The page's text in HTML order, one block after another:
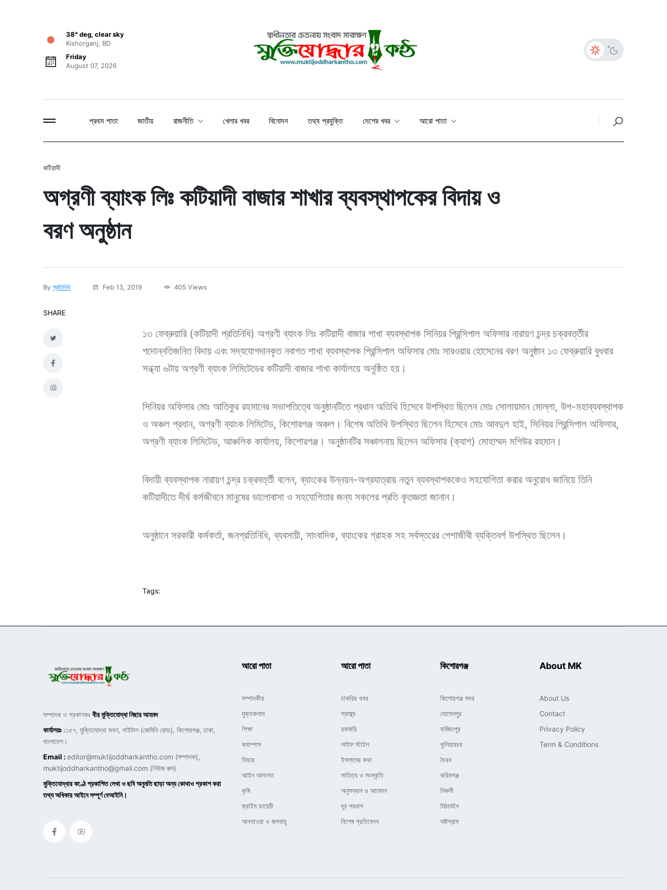
38° deg, clear sky
Kishorganj, BD
Friday
August 07, 2026
প্রথম পাতা জাতীয় রাজনীতি খেলার খবর বিনোদন তথ্য প্রযুক্তি দেশের খবর আরো পাতা
কটিয়াদী
অগ্রণী ব্যাংক লিঃ কটিয়াদী বাজার শাখার ব্যবস্থাপকের বিদায় ও
বরণ অনুষ্ঠান
By প্রতিনিধি Feb 13, 2019 405 Views
SHARE
১৩ ফেব্রুয়ারি (কটিয়াদী প্রতিনিধি) অগ্রণী ব্যাংক লিঃ কটিয়াদী বাজার শাখা ব্যবস্থাপক সিনিয়র প্রিন্সিপাল অফিসার নারায়ণ চন্দ্র চক্রবর্ত্তীর
পদোন্নতিজনিত বিদায় এবং সদ্যযোগদানকৃত নবাগত শাখা ব্যবস্থাপক প্রিন্সিপাল অফিসার মোঃ সারওয়ার হোসেনের বরণ অনুষ্ঠান ১৩ ফেব্রুয়ারি বুধবার
সন্ধ্যা ৬টায় অগ্রণী ব্যাংক লিমিটেডের কটিয়াদী বাজার শাখা কার্যালয়ে অনুষ্ঠিত হয়।
সিনিয়র অফিসার মোঃ আতিকুর রহমানের সভাপতিত্বে অনুষ্ঠানটিতে প্রধান অতিথি হিসেবে উপস্থিত ছিলেন মোঃ সোলায়মান মোল্লা, উপ-মহাব্যবস্থাপক
ও অঞ্চল প্রধান, অগ্রণী ব্যাংক লিমিটেড, কিশোরগঞ্জ অঞ্চল। বিশেষ অতিথি উপস্থিত ছিলেন হিসেবে মোঃ আবদুল হাই, সিনিয়র প্রিন্সিপাল অফিসার,
অগ্রণী ব্যাংক লিমিটেড, আঞ্চলিক কার্যালয়, কিশোরগঞ্জ। অনুষ্ঠানটির সঞ্চালনায় ছিলেন অফিসার (ক্যাশ) মোহাম্মদ মশিউর রহমান।
বিদায়ী ব্যবস্থাপক নারায়ণ চন্দ্র চক্রবর্ত্তী বলেন, ব্যাংকের উন্নয়ন-অগ্রযাত্রায় নতুন ব্যবস্থাপককেও সহযোগিতা করার অনুরোধ জানিয়ে তিনি
কটিয়াদীতে দীর্ঘ কর্মজীবনে মানুষের ভালোবাসা ও সহযোগিতার জন্য সকলের প্রতি কৃতজ্ঞতা জানান।
অনুষ্ঠানে সরকারী কর্মকর্তা, জনপ্রতিনিধি, ব্যবসায়ী, সাংবাদিক, ব্যাংকের গ্রাহক সহ সর্বস্তরের পেশাজীবী ব্যক্তিবর্গ উপস্থিত ছিলেন।
Tags:
সম্পাদক ও প্রকাশকঃ বীর মুক্তিযোদ্ধা নিছার আহমদ
কার্যালয়ঃ ১১৫৭, মুক্তিযোদ্ধা ভবন, গাইটাল (জেমিনি রোড), কিশোরগঞ্জ, ঢাকা,
বাংলাদেশ।
Email :editor@muktijoddharkantho.com (সম্পাদক),
muktijoddharkantho@gmail.com (নিউজ রুম)
মুক্তিযোদ্ধার কণ্ঠে প্রকাশিত লেখা ও ছবি অনুমতি ছাড়া অন্য কোথাও প্রকাশ করা
তথ্য অধিকার আইনে সম্পূর্ণ বেআইনি।
আরো পাতা
সম্পাদকীয়
মুক্তকলাম
শিক্ষা
ক্যাম্পাস
ফিচার
আইন আদালত
কৃষি
ক্রাইম ডায়েরী
আবহাওয়া ও জলবায়ূ
আরো পাতা
চাকরির খবর
স্বাস্থ্য
রকমারি
লাইফ স্টাইল
ইসলামের কথা
সাহিত্য ও সংস্কৃতি
অনুসন্ধান ও আবেদন
দূর পরবাস
বিশেষ প্রতিবেদন
কিশোরগঞ্জ
কিশোরগঞ্জ সদর
হোসেনপুর
বাজিতপুর
কুলিয়ারচর
ভৈরব
করিমগঞ্জ
নিকলী
মিঠামইন
অষ্টগ্রাম
About MK
About Us
Contact
Privacy Policy
Term & Conditions